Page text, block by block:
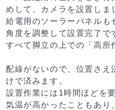
めして、カメラを設置しま
給電用のソーラーパネルも
角度を調整して設置完了で
すべて脚立の上での「高所
配線がないので、位置さえ
けで済みます。
設置作業には1時間ほどを
気温が高かったこともあり